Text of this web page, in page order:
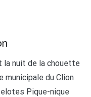
la nuit de la chouette
municipale du Clion
Pique-nique